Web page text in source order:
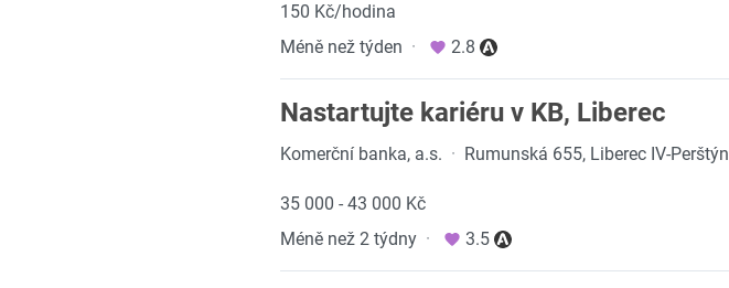
150 Kč/hodina
Méně než týden · 2.8
Nastartujte kariéru v KB, Liberec
Komerční banka, a.s. · Rumunská 655, Liberec IV-Perštýn
35 000 - 43 000 Kč
Méně než 2 týdny · 3.5